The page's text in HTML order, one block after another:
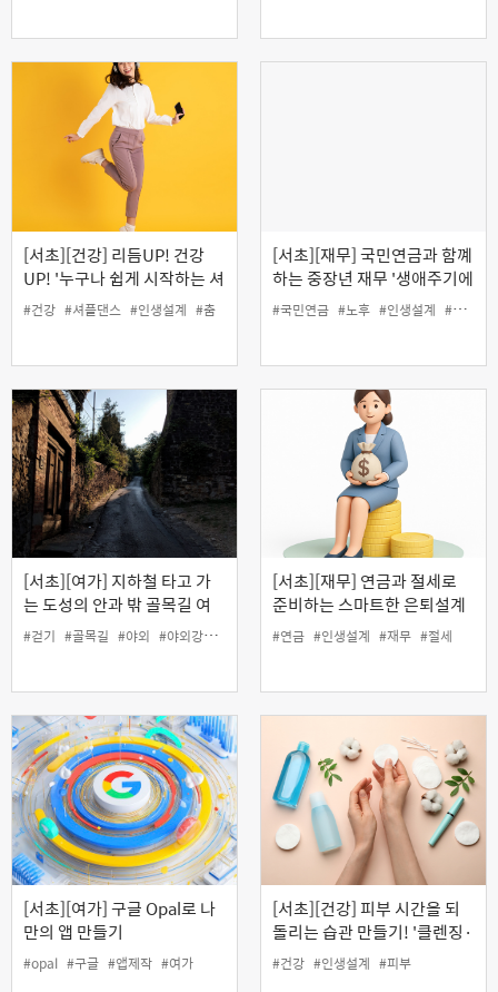
[서초][건강] 리듬UP! 건강
UP! '누구나 쉽게 시작하는 셔
플댄스'
#건강 #셔플댄스 #인생설계 #춤
[서초][재무] 국민연금과 함꼐
하는 중장년 재무 '생애주기에
따른 투자전략'
#국민연금 #노후 #인생설계 #재무
[서초][여가] 지하철 타고 가
는 도성의 안과 밖 골목길 여
행
#걷기 #골목길 #야외 #야외강좌 #여행
[서초][재무] 연금과 절세로
준비하는 스마트한 은퇴설계
#연금 #인생설계 #재무 #절세
[서초][여가] 구글 Opal로 나
만의 앱 만들기
#opal #구글 #앱제작 #여가
[서초][건강] 피부 시간을 되
돌리는 습관 만들기! '클렌징·
딥클렌징 & 림프마사지
(MLD)'
#건강 #인생설계 #피부